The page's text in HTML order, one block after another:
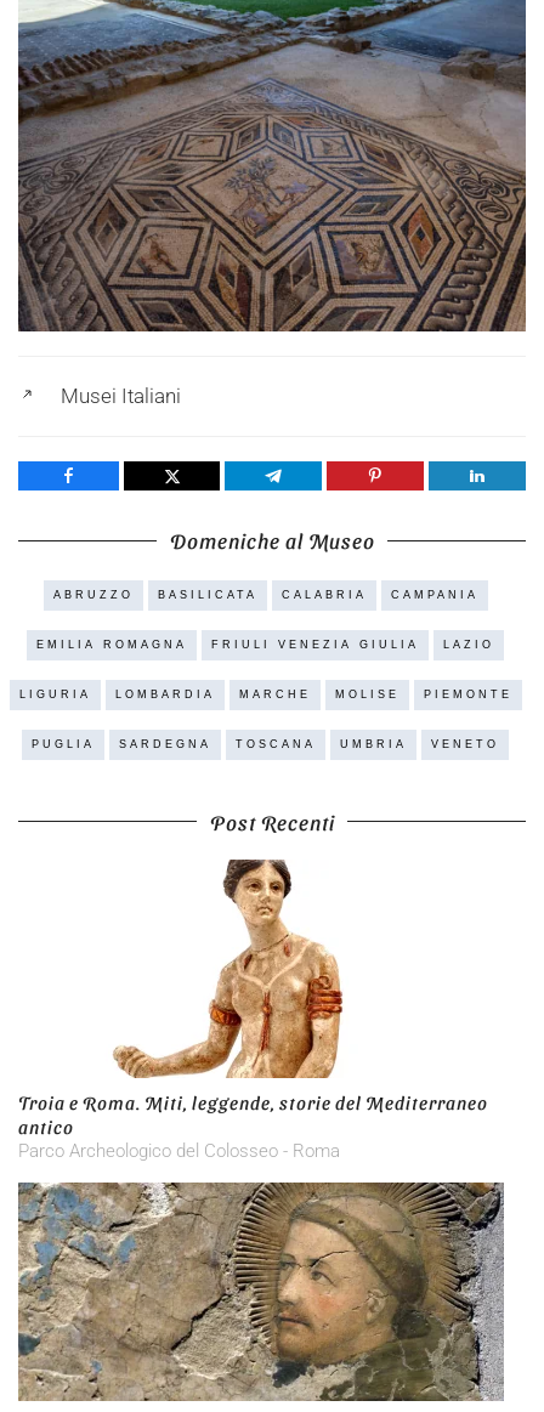
Musei Italiani
Domeniche al Museo
ABRUZZO BASILICATA CALABRIA CAMPANIA
EMILIA ROMAGNA FRIULI VENEZIA GIULIA LAZIO
LIGURIA LOMBARDIA MARCHE MOLISE PIEMONTE
PUGLIA SARDEGNA TOSCANA UMBRIA VENETO
Post Recenti
Troia e Roma. Miti, leggende, storie del Mediterraneo
antico
Parco Archeologico del Colosseo - Roma